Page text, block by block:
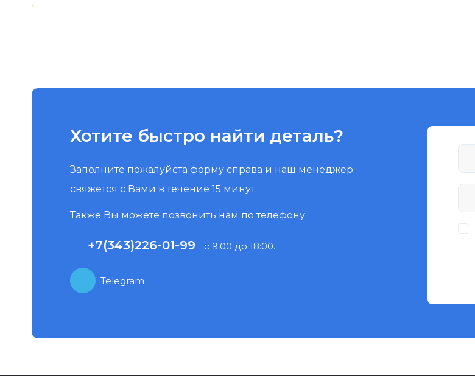
Хотите быстро найти деталь?
Заполните пожалуйста форму справа и наш менеджер
свяжется с Вами в течение 15 минут.
Также Вы можете позвонить нам по телефону:
+7(343)226-01-99 с 9:00 до 18:00.
Telegram